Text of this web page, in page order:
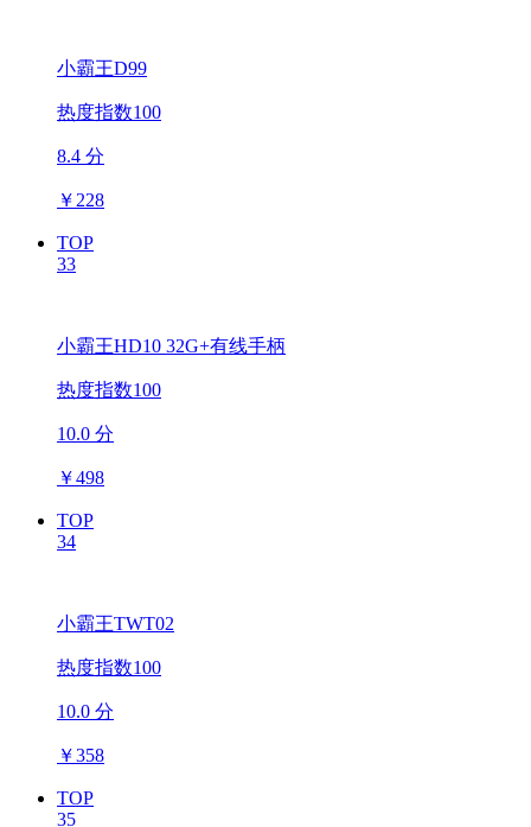
小霸王D99
热度指数100
8.4 分
￥ 228
TOP
33
小霸王HD10 32G+有线手柄
热度指数100
10.0 分
￥498
TOP
34
小霸王TWT02
热度指数100
10.0 分
￥358
TOP
35